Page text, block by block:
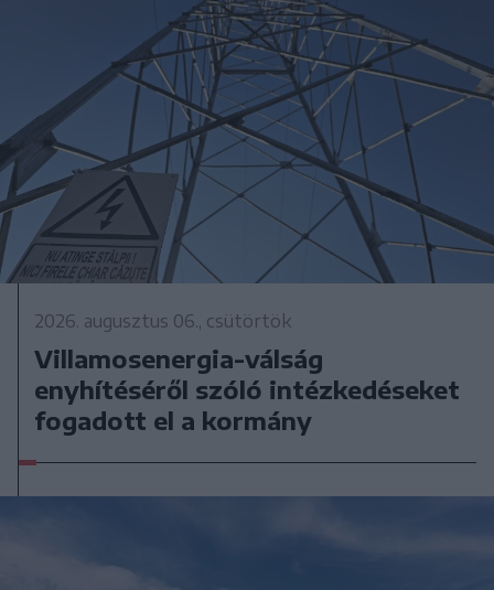
2026. augusztus 06., csütörtök
Villamosenergia-válság
enyhítéséről szóló intézkedéseket
fogadott el a kormány